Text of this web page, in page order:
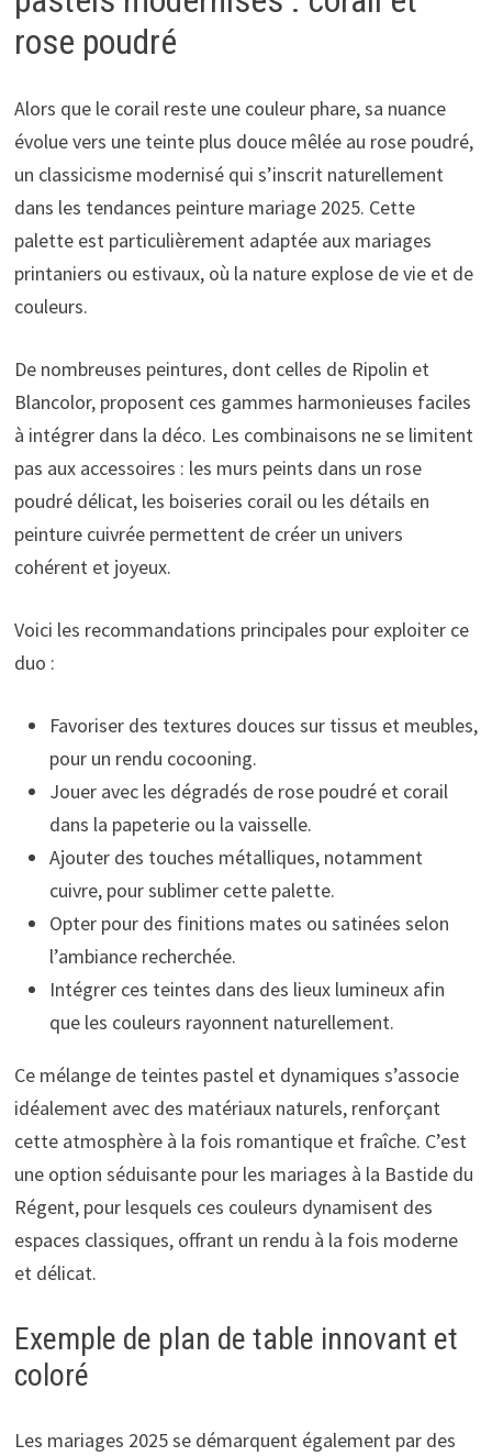
rose poudré
Alors que le corail reste une couleur phare, sa nuance
évolue vers une teinte plus douce mêlée au rose poudré,
un classicisme modernisé qui s’inscrit naturellement
dans les tendances peinture mariage 2025. Cette
palette est particulièrement adaptée aux mariages
printaniers ou estivaux, où la nature explose de vie et de
couleurs.
De nombreuses peintures, dont celles de Ripolin et
Blancolor, proposent ces gammes harmonieuses faciles
à intégrer dans la déco. Les combinaisons ne se limitent
pas aux accessoires : les murs peints dans un rose
poudré délicat, les boiseries corail ou les détails en
peinture cuivrée permettent de créer un univers
cohérent et joyeux.
Voici les recommandations principales pour exploiter ce
duo :
Favoriser des textures douces sur tissus et meubles,
pour un rendu cocooning.
Jouer avec les dégradés de rose poudré et corail
dans la papeterie ou la vaisselle.
Ajouter des touches métalliques, notamment
cuivre, pour sublimer cette palette.
Opter pour des finitions mates ou satinées selon
l’ambiance recherchée.
Intégrer ces teintes dans des lieux lumineux afin
que les couleurs rayonnent naturellement.
Ce mélange de teintes pastel et dynamiques s’associe
idéalement avec des matériaux naturels, renforçant
cette atmosphère à la fois romantique et fraîche. C’est
une option séduisante pour les mariages à la Bastide du
Régent, pour lesquels ces couleurs dynamisent des
espaces classiques, offrant un rendu à la fois moderne
et délicat.
Exemple de plan de table innovant et
coloré
Les mariages 2025 se démarquent également par des